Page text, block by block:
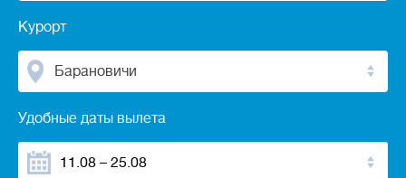
Курорт
Барановичи
Удобные даты вылета